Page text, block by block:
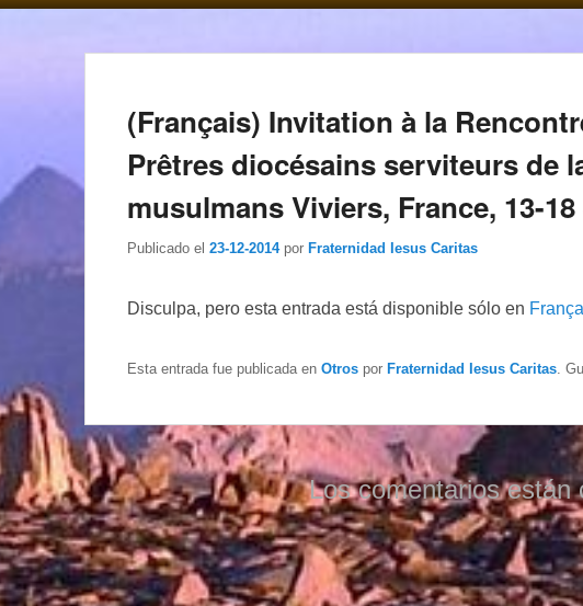
(Français) Invitation à la
Prêtres diocésains serviteurs de
musulmans Viviers, France, 13-
Publicado el 23-12-2014 por Fraternidad Iesus Caritas
Disculpa, pero esta entrada está disponible sólo en
Esta entrada fue publicada en Otros por Fraternidad Iesus Caritas .
Los comentarios están